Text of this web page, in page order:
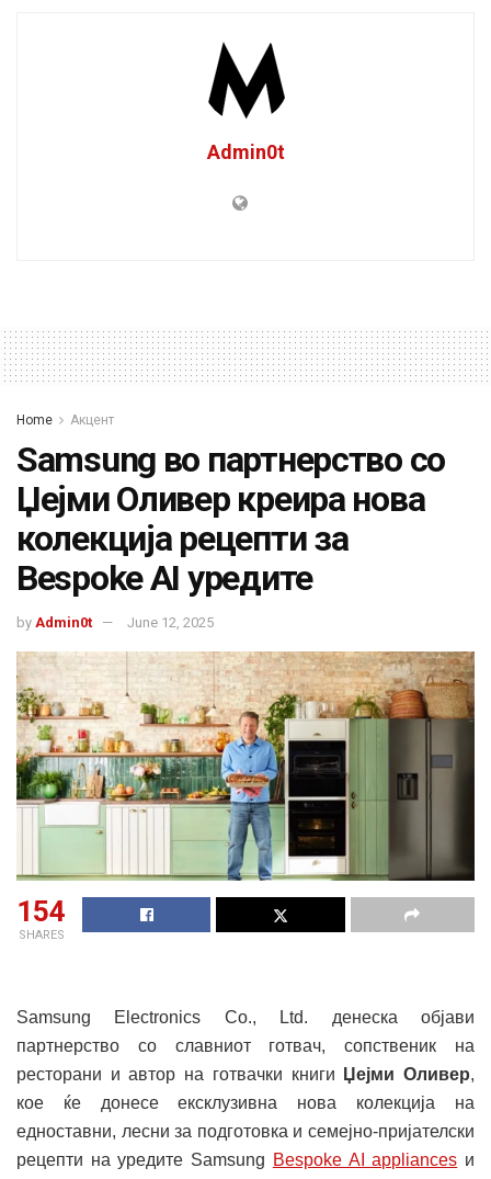
Admin0t
Home Акцент
Samsung во партнерство со
Џејми Оливер креира нова
колекција рецепти за
Bespoke AI уредите
by Admin0t June 12, 2025
154
SHARES
Samsung Electronics Co., Ltd. денеска објави
партнерство со славниот готвач, сопственик на
ресторани и автор на готвачки книги
Џејми Оливер,
кое ќе донесе ексклузивна нова колекција на
едноставни, лесни за подготовка и семејно-пријателски
рецепти на уредите Samsung Bespoke AI appliances и